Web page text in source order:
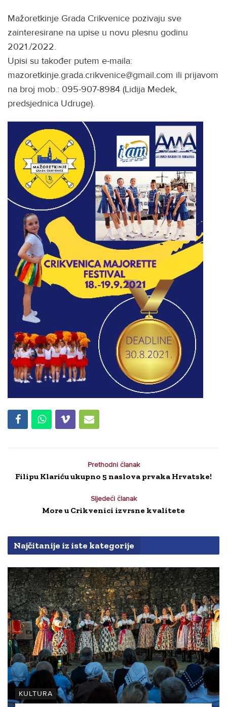
Mažoretkinje Grada Crikvenice pozivaju sve
zainteresirane na upise u novu plesnu godinu
2021./2022.
Upisi su također putem e-maila:
mazoretkinje.grada.crikvenice@gmail.com ili prijavom
na broj mob.: 095-907-8984 (Lidija Medek,
predsjednica Udruge).
Prethodni članak
Filipu Klariću ukupno 5 naslova prvaka Hrvatske!
Sljedeći članak
More u Crikvenici izvrsne kvalitete
Najčitanije iz iste kategorije
KULTURA